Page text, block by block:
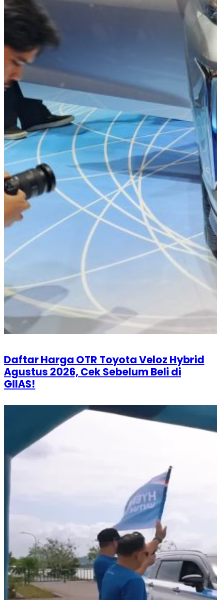
Daftar Harga OTR Toyota Veloz Hybrid
Agustus 2026, Cek Sebelum Beli di
GIIAS!